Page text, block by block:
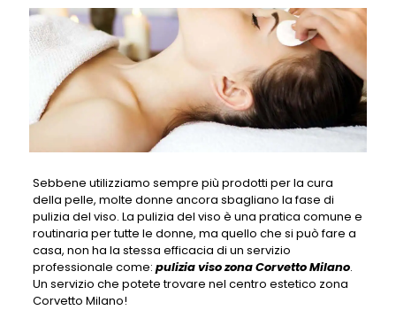
Sebbene utilizziamo sempre più prodotti per la cura
della pelle, molte donne ancora sbagliano la fase di
pulizia del viso. La pulizia del viso è una pratica comune e
routinaria per tutte le donne, ma quello che si può fare a
casa, non ha la stessa efficacia di un servizio
professionale come: pulizia viso zona Corvetto Milano.
Un servizio che potete trovare nel centro estetico zona
Corvetto Milano!